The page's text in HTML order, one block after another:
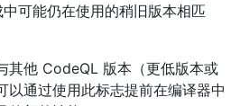
可能仍在使用的稍旧版本相匹
其他 CodeQL 版本（更低版本或
以通过使用此标志提前在编译器中